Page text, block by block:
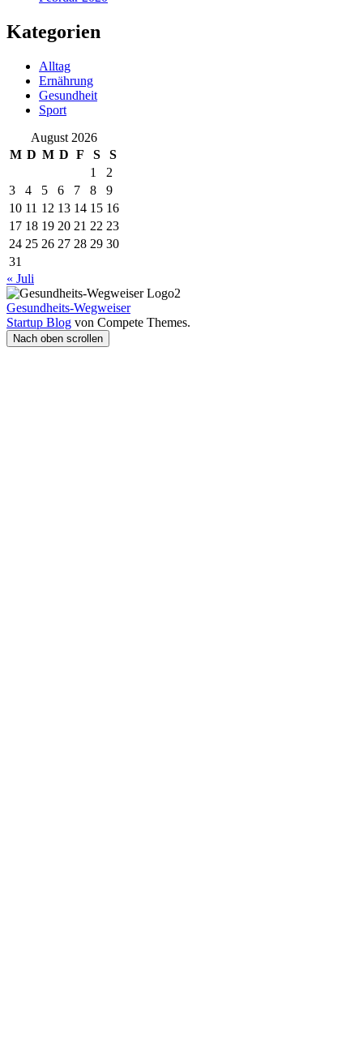
Kategorien
Alltag
Ernährung
Gesundheit
Sport
August 2026
M D M D F S
S
1
2
3
4 5 6 7 8
9
10 11 12 13 14 15 16
17 18 19 20 21 22 23
24 25 26 27 28 29 30
31
« Juli
Gesundheits-Wegweiser
Startup Blog von Compete Themes.
Nach oben scrollen